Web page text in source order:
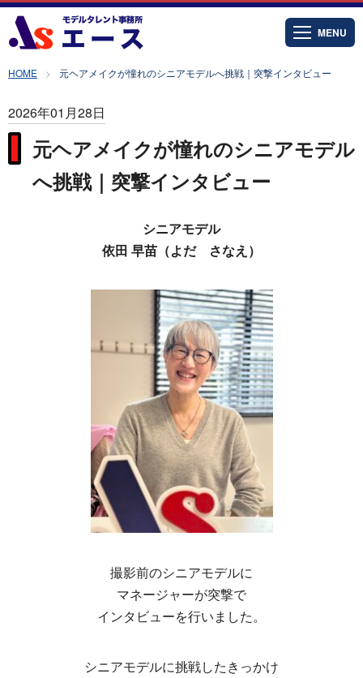
MENU
HOME 元ヘアメイクが憧れのシニアモデルへ挑戦｜突撃インタビュー
2026年01月28日
元ヘアメイクが憧れのシニアモデル
へ挑戦｜突撃インタビュー
シニアモデル
依田 早苗（よだ さなえ）
撮影前のシニアモデルに
マネージャーが突撃で
インタビューを行いました。
シニアモデルに挑戦したきっかけ